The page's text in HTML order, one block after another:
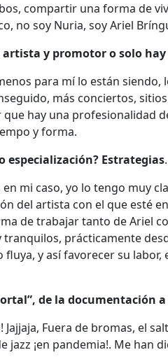
compartir una forma de
no soy Nuria, soy Ariel
y promotor o solo
para mí lo están
más conciertos,
hay una profesionalidad
y forma.
especialización? Estrategias.
mi caso, yo lo tengo muy
del artista con el que esté
de trabajar tanto de Ariel
tranquilos, prácticamente
y así favorecer su
de la documentación
Fuera de bromas, el
¡en pandemia!. Me han